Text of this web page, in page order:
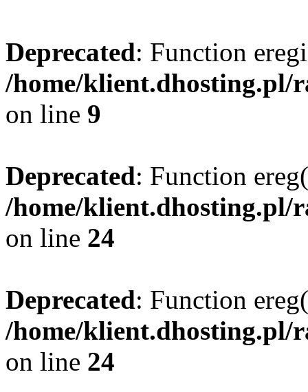
Deprecated: Function
/home/klient.dhosting.pl/
on line 9
Deprecated: Function
/home/klient.dhosting.pl/
on line 24
Deprecated: Function
/home/klient.dhosting.pl/
on line 24